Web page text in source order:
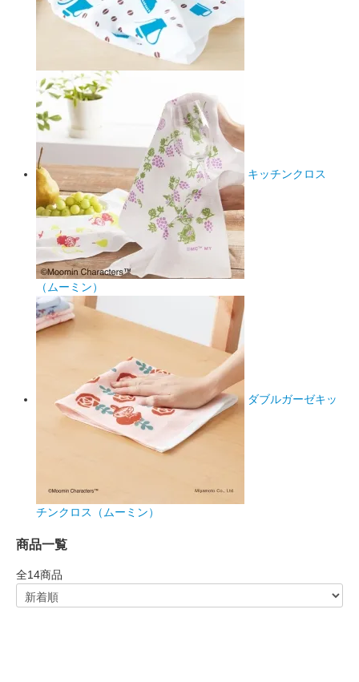
キッチンクロス
（ムーミン）
ダブルガーゼキッ
チンクロス（ムーミン）
商品一覧
全14商品